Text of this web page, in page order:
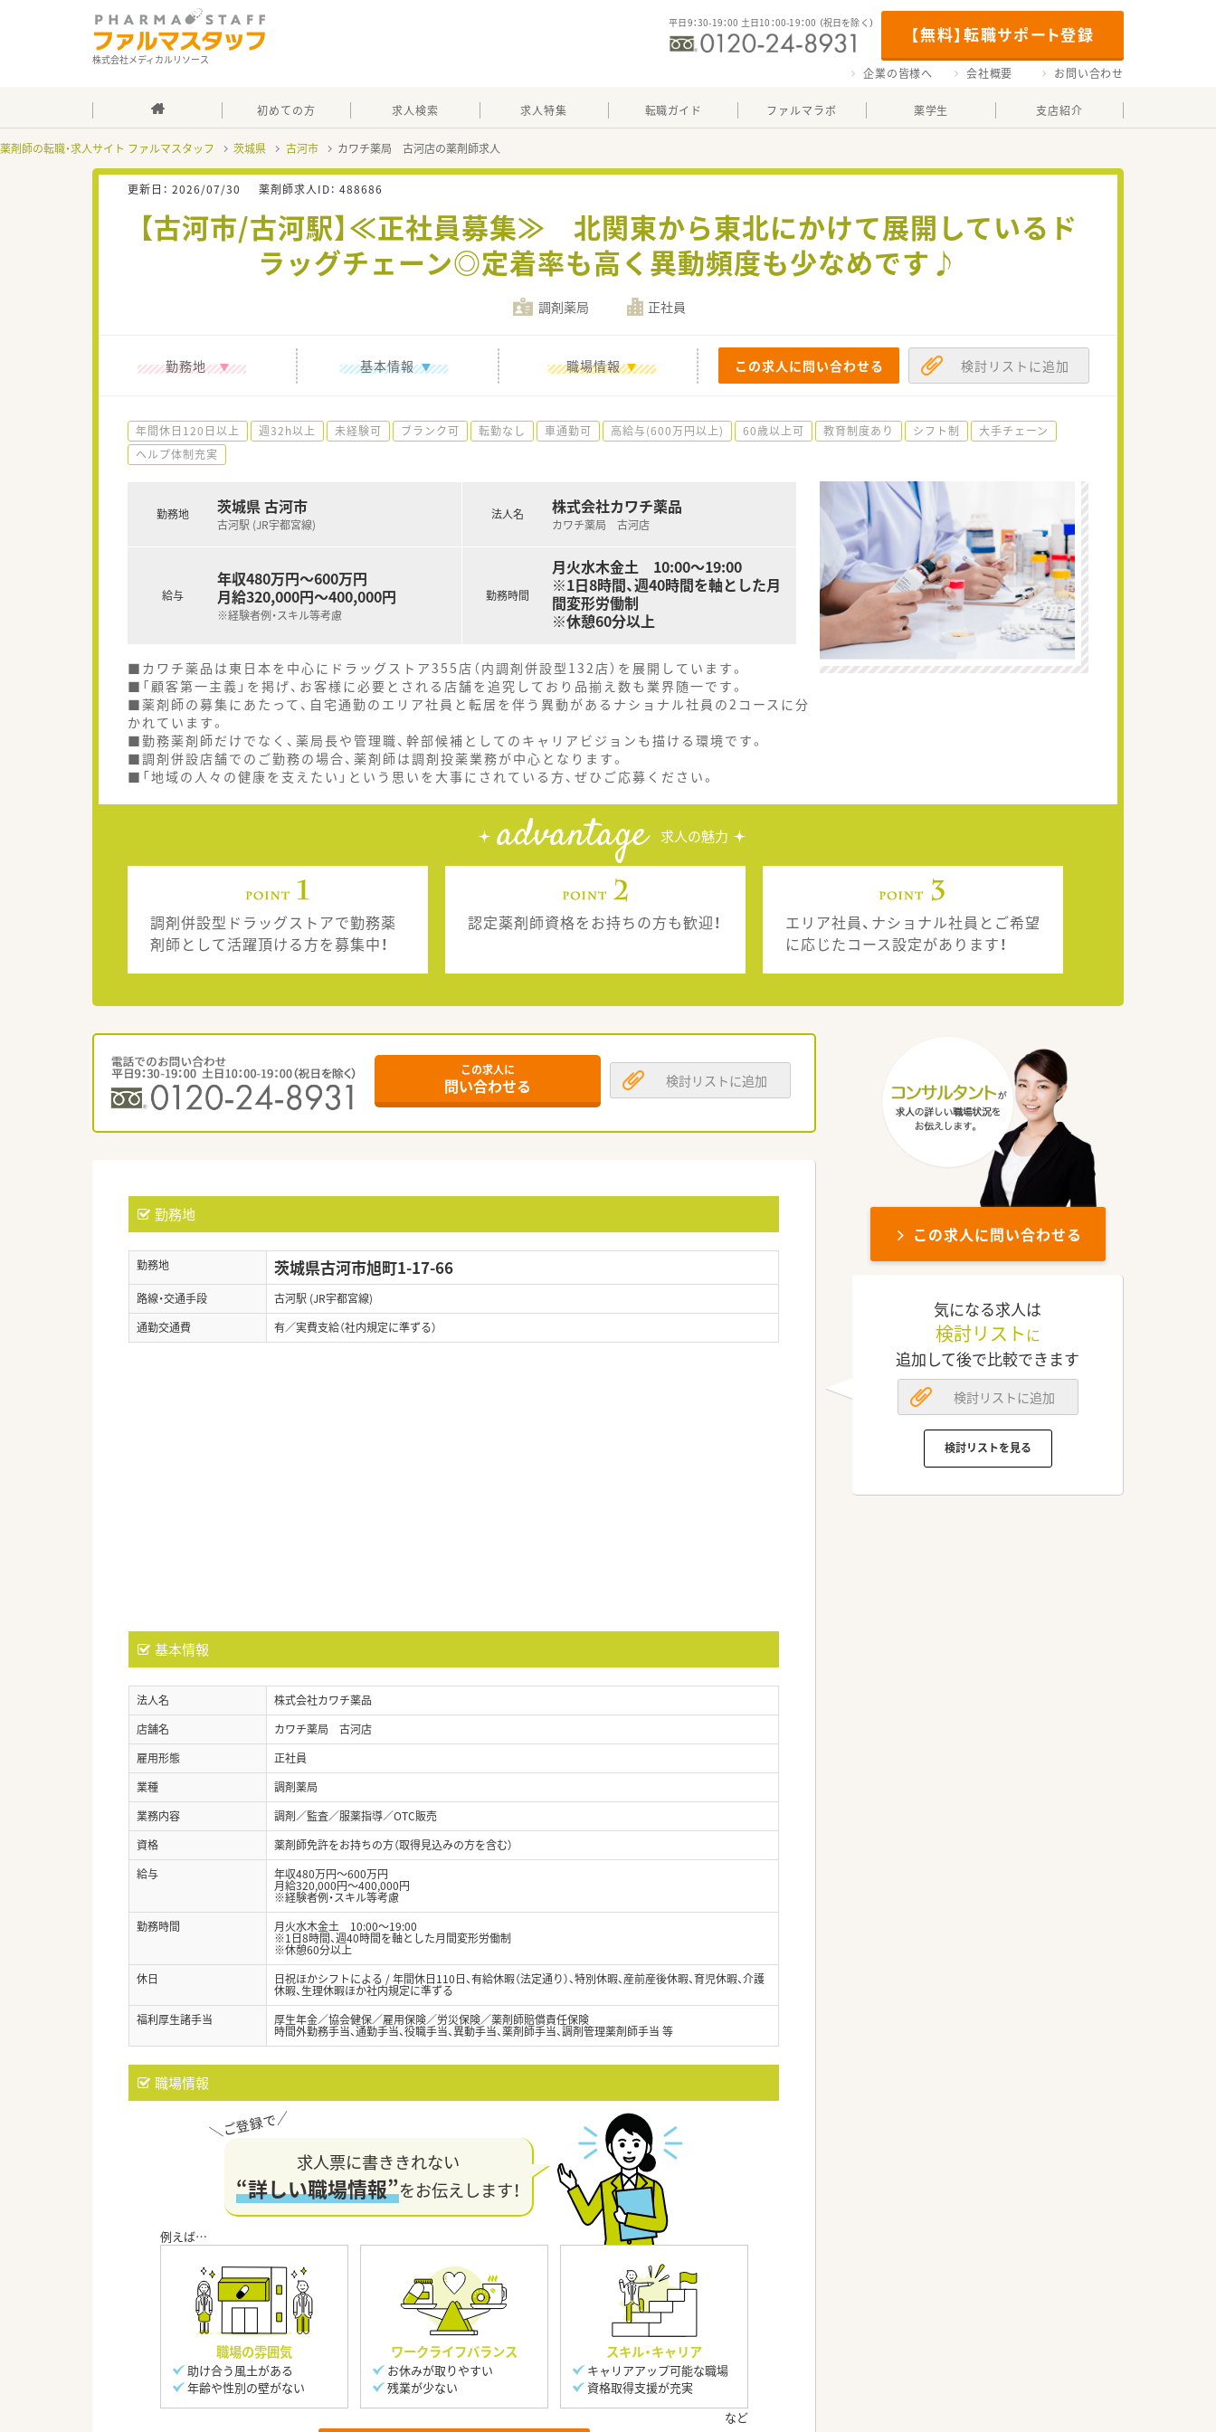
株式会社メディカルリソース
【無料】転職サポート登録
平日9：30-19：00 土日10：00-19：00 （祝日を除く）
企業の皆様へ 会社概要 お問い合わせ
初めての方 求人検索 求人特集 転職ガイド ファルマラボ 薬学生 支店紹介
薬剤師の転職・求人サイト ファルマスタッフ 茨城県 古河市 カワチ薬局 古河店の薬剤師求人
更新日： 2026/07/30 薬剤師求人ID： 488686
【古河市/古河駅】≪正社員募集≫ 北関東から東北にかけて展開しているド
ラッグチェーン◎定着率も高く異動頻度も少なめです♪
調剤薬局 正社員
勤務地 基本情報 職場情報 この求人に問い合わせる 検討リストに追加
年間休日120日以上 週32h以上 未経験可 ブランク可 転勤なし 車通勤可 高給与(600万円以上) 60歳以上可 教育制度あり シフト制
大手チェーン
ヘルプ体制充実
勤務地 茨城県 古河市
古河駅 (JR宇都宮線)
給与
年収480万円～600万円
月給320,000円～400,000円
※経験者例・スキル等考慮
法人名 株式会社カワチ薬品
カワチ薬局 古河店
勤務時間
月火水木金土 10:00～19:00
※1日8時間、週40時間を軸とした月
間変形労働制
※休憩60分以上
■カワチ薬品は東日本を中心にドラッグストア355店（内調剤併設型132店）を展開しています。
■「顧客第一主義」を掲げ、お客様に必要とされる店舗を追究しており品揃え数も業界随一です。
■薬剤師の募集にあたって、自宅通勤のエリア社員と転居を伴う異動があるナショナル社員の2コースに分
かれています。
■勤務薬剤師だけでなく、薬局長や管理職、幹部候補としてのキャリアビジョンも描ける環境です。
■調剤併設店舗でのご勤務の場合、薬剤師は調剤投薬業務が中心となります。
■「地域の人々の健康を支えたい」という思いを大事にされている方、ぜひご応募ください。
advantage 求人の魅力
調剤併設型ドラッグストアで勤務薬
剤師として活躍頂ける方を募集中！
認定薬剤師資格をお持ちの方も歓迎！
エリア社員、ナショナル社員とご希望
に応じたコース設定があります！
この求人に
問い合わせる 検討リストに追加
勤務地
勤務地 茨城県古河市旭町1-17-66
路線・交通手段
古河駅 (JR宇都宮線)
通勤交通費
有／実費支給（社内規定に準ずる）
基本情報
法人名
株式会社カワチ薬品
店舗名
カワチ薬局 古河店
雇用形態
正社員
業種
調剤薬局
業務内容
調剤／監査／服薬指導／OTC販売
資格
薬剤師免許をお持ちの方（取得見込みの方を含む）
給与
年収480万円～600万円
月給320,000円～400,000円
※経験者例・スキル等考慮
勤務時間
月火水木金土 10:00～19:00
※1日8時間、週40時間を軸とした月間変形労働制
※休憩60分以上
休日
日祝ほかシフトによる / 年間休日110日、有給休暇（法定通り）、特別休暇、産前産後休暇、育児休暇、介護
休暇、生理休暇ほか社内規定に準ずる
福利厚生諸手当
厚生年金／協会健保／雇用保険／労災保険／薬剤師賠償責任保険
時間外勤務手当、通勤手当、役職手当、異動手当、薬剤師手当、調剤管理薬剤師手当 等
職場情報
求人票に書ききれない
“詳しい職場情報”をお伝えします！
職場の雰囲気
助け合う風土がある
年齢や性別の壁がない
ワークライフバランス
お休みが取りやすい
残業が少ない
スキル・キャリア
キャリアアップ可能な職場
資格取得支援が充実
この求人に問い合わせる
気になる求人は
検討リスト に
追加して後で比較できます
検討リストに追加
検討リストを見る